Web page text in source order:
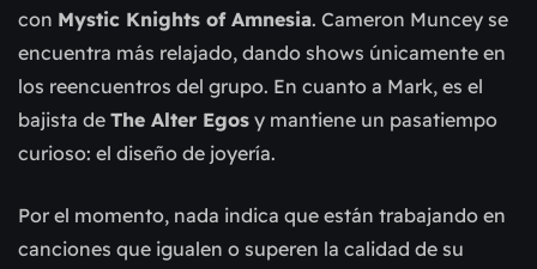
con Mystic Knights of Amnesia. Cameron Muncey se
encuentra más relajado, dando shows únicamente en
los reencuentros del grupo. En cuanto a Mark, es el
bajista de The Alter Egos y mantiene un pasatiempo
curioso: el diseño de joyería.
Por el momento, nada indica que están trabajando en
canciones que igualen o superen la calidad de su